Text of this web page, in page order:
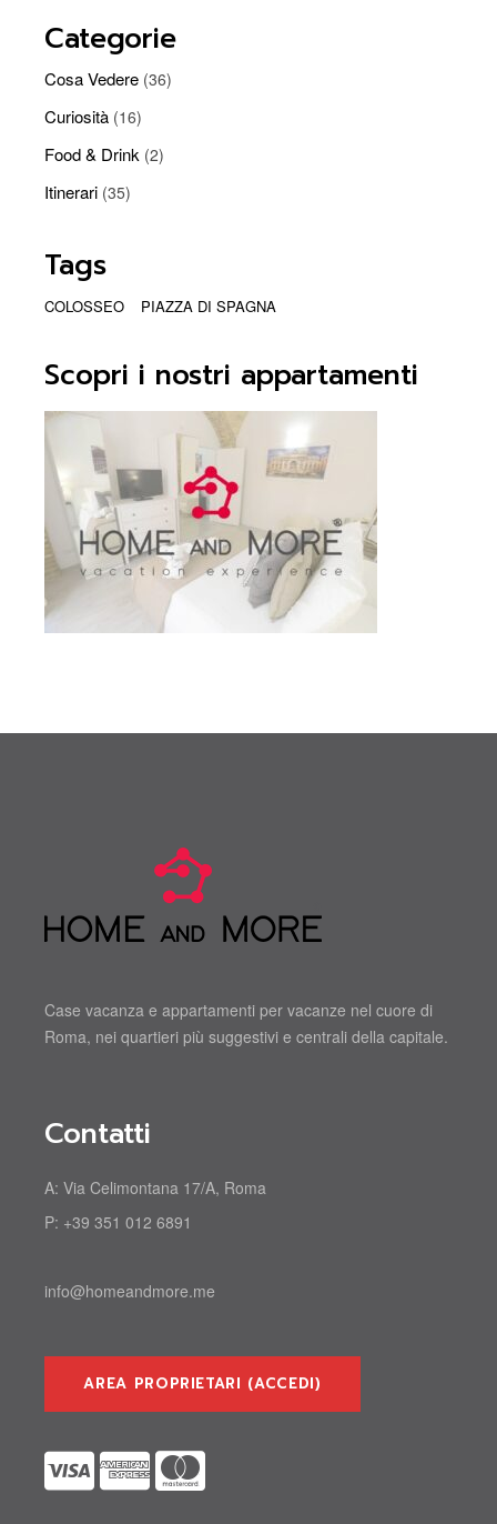
Categorie
Cosa Vedere (36)
Curiosità (16)
Food & Drink (2)
Itinerari (35)
Tags
COLOSSEO PIAZZA DI SPAGNA
Scopri i nostri appartamenti
Case vacanza e appartamenti per vacanze nel cuore di
Roma, nei quartieri più suggestivi e centrali della capitale.
Contatti
A:Via Celimontana 17/A, Roma
P: +39 351 012 6891
info@homeandmore.me
AREA PROPRIETARI (ACCEDI)